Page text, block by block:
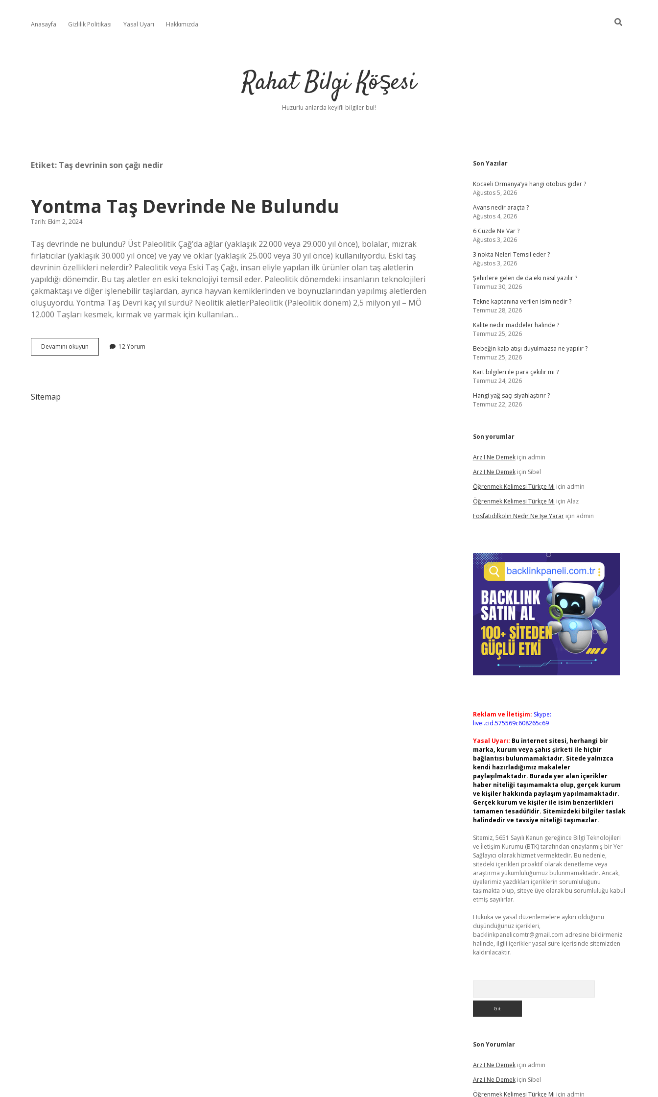
Anasayfa Gizlilik Politikası Yasal Uyarı Hakkımızda
Rahat Bilgi Köşesi
Huzurlu anlarda keyifli bilgiler bul!
Etiket: Taş devrinin son çağı nedir
Yontma Taş Devrinde Ne Bulundu
Tarih: Ekim 2, 2024
Taş devrinde ne bulundu? Üst Paleolitik Çağ’da ağlar (yaklaşık 22.000 veya 29.000 yıl önce), bolalar, mızrak
fırlatıcılar (yaklaşık 30.000 yıl önce) ve yay ve oklar (yaklaşık 25.000 veya 30 yıl önce) kullanılıyordu. Eski taş
devrinin özellikleri nelerdir? Paleolitik veya Eski Taş Çağı, insan eliyle yapılan ilk ürünler olan taş aletlerin
yapıldığı dönemdir. Bu taş aletler en eski teknolojiyi temsil eder. Paleolitik dönemdeki insanların teknolojileri
çakmaktaşı ve diğer işlenebilir taşlardan, ayrıca hayvan kemiklerinden ve boynuzlarından yapılmış aletlerden
oluşuyordu. Yontma Taş Devri kaç yıl sürdü? Neolitik aletlerPaleolitik (Paleolitik dönem) 2,5 milyon yıl – MÖ
12.000 Taşları kesmek, kırmak ve yarmak için kullanılan…
Devamını okuyun
Taş
12 Yorum
Sitemap
Sidebar
Son Yazılar
Kocaeli Ormanya’ya hangi otobüs gider ?
Ağustos 5, 2026
Avans nedir araçta ?
Ağustos 4, 2026
6 Cüzde Ne Var ?
Ağustos 3, 2026
3 nokta Neleri Temsil eder ?
Ağustos 3, 2026
Şehirlere gelen de da eki nasıl yazılır ?
Temmuz 30, 2026
Tekne kaptanına verilen isim nedir ?
Temmuz 28, 2026
Kalite nedir maddeler halinde ?
Temmuz 25, 2026
Bebeğin kalp atışı duyulmazsa ne yapılır ?
Temmuz 25, 2026
Kart bilgileri ile para çekilir mi ?
Temmuz 24, 2026
Hangi yağ saçı siyahlaştırır ?
Temmuz 22, 2026
Son yorumlar
Arz I Ne Demekiçin admin
Arz I Ne Demekiçin Sibel
Öğrenmek Kelimesi Türkçe Mi için admin
Öğrenmek Kelimesi Türkçe Mi için Alaz
Fosfatidilkolin Nedir Ne Işe Yarariçin admin
Reklam ve İletişim: Skype:
live:.cid.575569c608265c69
Yasal Uyarı: Bu internet sitesi, herhangi bir
marka, kurum veya şahıs şirketi ile hiçbir
bağlantısı bulunmamaktadır. Sitede yalnızca
kendi hazırladığımız makaleler
paylaşılmaktadır. Burada yer alan içerikler
haber niteliği taşımamakta olup, gerçek kurum
ve kişiler hakkında paylaşım yapılmamaktadır.
Gerçek kurum ve kişiler ile isim benzerlikleri
tamamen tesadüfidir. Sitemizdeki bilgiler taslak
halindedir ve tavsiye niteliği taşımazlar.
Sitemiz, 5651 Sayılı Kanun gereğince Bilgi Teknolojileri
ve İletişim Kurumu (BTK) tarafından onaylanmış bir Yer
Sağlayıcı olarak hizmet vermektedir. Bu nedenle,
sitedeki içerikleri proaktif olarak denetleme veya
araştırma yükümlülüğümüz bulunmamaktadır. Ancak,
üyelerimiz yazdıkları içeriklerin sorumluluğunu
taşımakta olup, siteye üye olarak bu sorumluluğu kabul
etmiş sayılırlar.
Hukuka ve yasal düzenlemelere aykırı olduğunu
düşündüğünüz içerikleri,
backlinkpanelicomtr@gmail.com adresine bildirmeniz
halinde, ilgili içerikler yasal süre içerisinde sitemizden
kaldırılacaktır.
Son Yorumlar
Arz I Ne Demekiçin admin
Arz I Ne Demekiçin Sibel
Öğrenmek Kelimesi Türkçe Mi için admin